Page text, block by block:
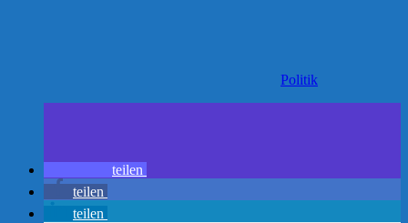
Politik
teilen
teilen
teilen